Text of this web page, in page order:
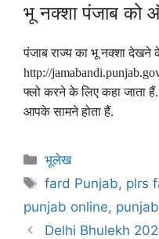
भू नक्शा पंजाब
पंजाब राज्य का भू नक्शा
http://
फ्लो करने के लिए कहा जाता
आपके सामने होता हैं.
Categories
भूलेख
Tags
fard Punjab, plrs
punjab online,
Delhi Bhulekh